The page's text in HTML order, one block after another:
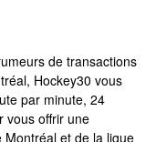
de transactions
Hockey30 vous
par minute, 24
vous offrir une
et de la ligue